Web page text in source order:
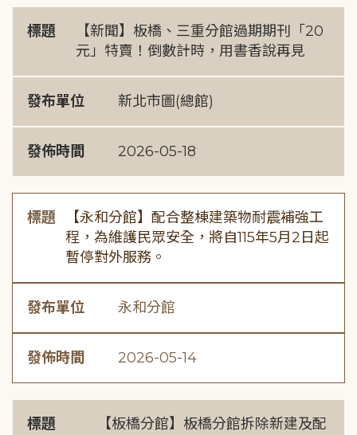
標題
【新聞】板橋、三重分館過期期刊「20
元」特賣！倒數計時，用書香說再見
發布單位 新北市圖(總館)
發佈時間 2026-05-18
標題
【永和分館】配合整棟建築物耐震補強工
程，為維護民眾安全，將自115年5月2日起
暫停對外服務。
發布單位 永和分館
發佈時間 2026-05-14
標題
【板橋分館】板橋分館拆除新建及配